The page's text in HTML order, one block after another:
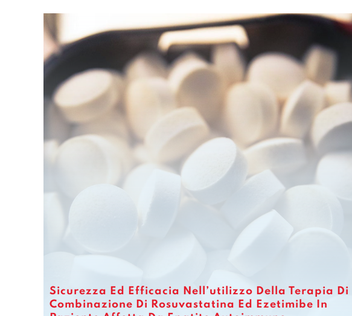
Sicurezza Ed Efficacia Nell’utilizzo Della Terapia Di
Combinazione Di Rosuvastatina Ed Ezetimibe In